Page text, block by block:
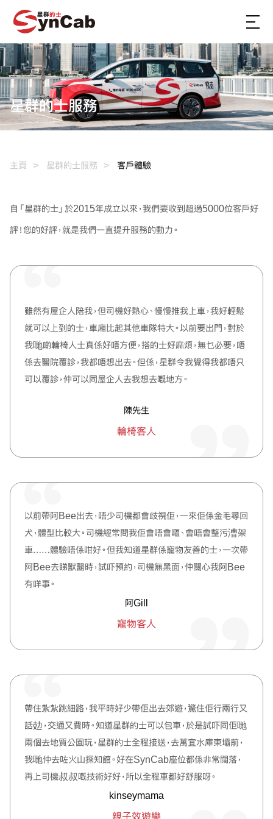
星群的士服務
主頁 星群的士服務 客戶體驗
自「星群的士」於2015年成立以來，我們要收到超過5000位客戶好
評！您的好評，就是我們一直提升服務的動力。
雖然有屋企人陪我，但司機好熱心、慢慢推我上車，我好輕鬆
就可以上到的士，車廂比起其他車隊特大。以前要出門，對於
我哋啲輪椅人士真係好唔方便，搭的士好麻煩，無乜必要，唔
係去醫院覆診，我都唔想出去。但係，星群令我覺得我都唔只
可以覆診，仲可以同屋企人去我想去嘅地方。
陳先生
輪椅客人
以前帶阿Bee出去，唔少司機都會歧視佢，一來佢係金毛尋回
犬，體型比較大。司機經常問我佢會唔會嘔、會唔會整污漕架
車……體驗唔係咁好。但我知道星群係寵物友善的士，一次帶
阿Bee去睇獸醫時，試吓預約，司機無黑面，仲關心我阿Bee
有咩事。
阿Gill
寵物客人
帶住紮紮跳細路，我平時好少帶佢出去郊遊，驚住佢行兩行又
話攰，交通又費時。知道星群的士可以包車，於是試吓同佢哋
兩個去地質公園玩，星群的士全程接送，去萬宜水庫東壩前，
我哋仲去咗火山探知館。好在SynCab座位都係非常闊落，
再上司機叔叔嘅技術好好，所以全程車都好舒服呀。
kinseymama
親子效遊樂